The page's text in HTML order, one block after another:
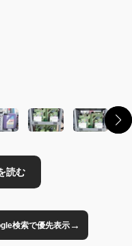
検索で優先表示→